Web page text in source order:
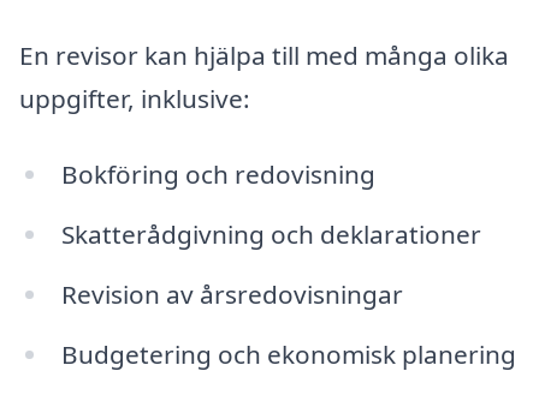
En revisor kan hjälpa till med många olika
uppgifter, inklusive:
Bokföring och redovisning
Skatterådgivning och deklarationer
Revision av årsredovisningar
Budgetering och ekonomisk planering